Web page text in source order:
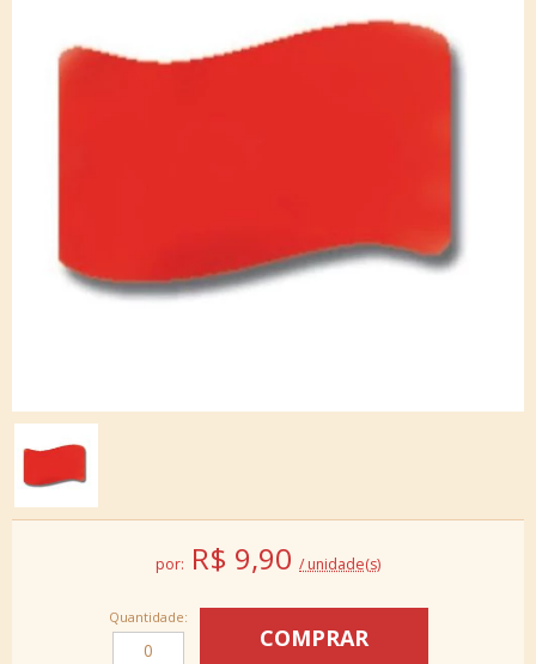
por: R$ 9,90 / unidade(s)
Quantidade: